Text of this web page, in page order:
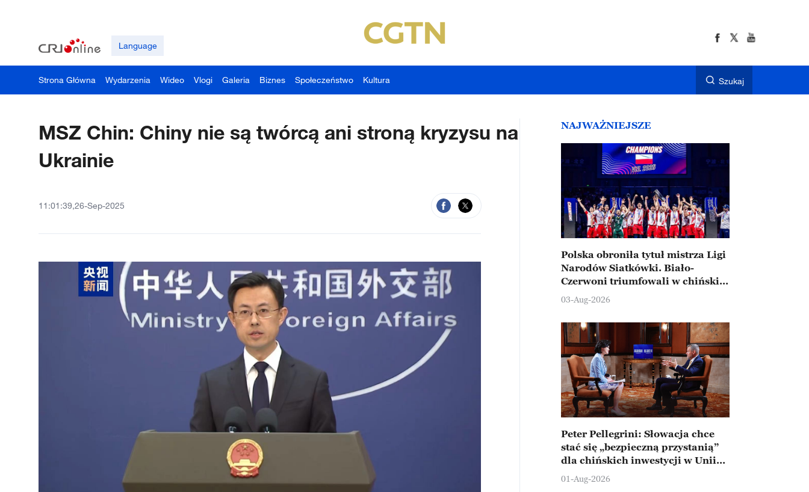
Language
Strona Główna Wydarzenia Wideo Vlogi Galeria Biznes Społeczeństwo Kultura Szukaj
MSZ Chin: Chiny nie są twórcą ani stroną kryzysu na
Ukrainie
11:01:39,26-Sep-2025
NAJWAŻNIEJSZE
Polska obroniła tytuł mistrza Ligi
Narodów Siatkówki. Biało-
Czerwoni triumfowali w chińskim
Ningbo
03-Aug-2026
Peter Pellegrini: Słowacja chce
stać się „bezpieczną przystanią”
dla chińskich inwestycji w Unii
Europejskiej
01-Aug-2026